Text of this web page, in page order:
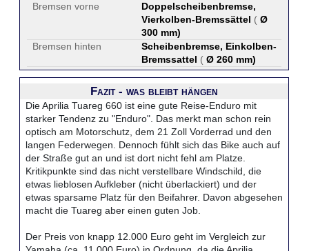
Bremsen vorne
Doppelscheibenbremse,
Vierkolben-Bremssättel ( Ø
300 mm)
Bremsen hinten
Scheibenbremse, Einkolben-
Bremssattel ( Ø 260 mm)
Fazit - was bleibt hängen
Die Aprilia Tuareg 660 ist eine gute Reise-Enduro mit
starker Tendenz zu "Enduro". Das merkt man schon rein
optisch am Motorschutz, dem 21 Zoll Vorderrad und den
langen Federwegen. Dennoch fühlt sich das Bike auch auf
der Straße gut an und ist dort nicht fehl am Platze.
Kritikpunkte sind das nicht verstellbare Windschild, die
etwas lieblosen Aufkleber (nicht überlackiert) und der
etwas sparsame Platz für den Beifahrer. Davon abgesehen
macht die Tuareg aber einen guten Job.
Der Preis von knapp 12.000 Euro geht im Vergleich zur